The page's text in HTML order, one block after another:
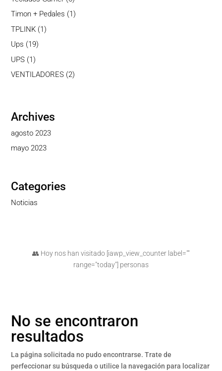
productos
Timon + Pedales 1 1
TPLINK 11
Ups 1919
UPS 11
producto
VENTILADORES 22
Archives
agosto 2023
mayo 2023
Categories
Noticias
👥 Hoy nos han visitado [iawp_view_counter label=""
range="today"] personas
No se encontraron
resultados
La página solicitada no pudo encontrarse. Trate de
perfeccionar su búsqueda o utilice la navegación para localizar